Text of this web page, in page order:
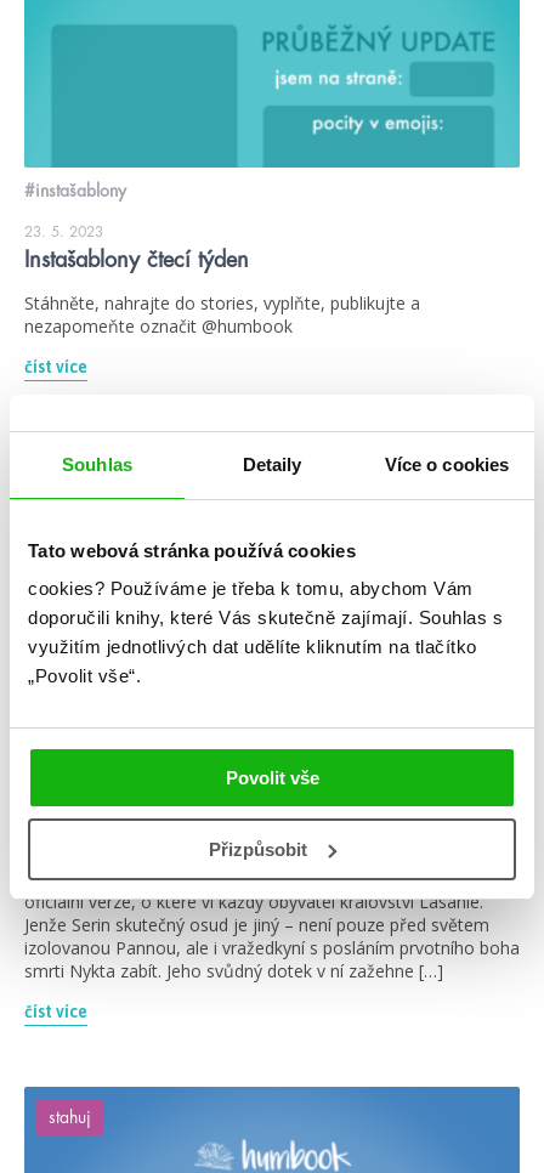
Souhlas Detaily Více o cookies
Tato webová stránka používá cookies
cookies? Používáme je třeba k tomu, abychom Vám
doporučili knihy, které Vás skutečně zajímají. Souhlas s
využitím jednotlivých dat udělíte kliknutím na tlačítko
„Povolit vše“.
Povolit vše
Přizpůsobit
#instašablony
23. 5. 2023
Instašablony čtecí týden
Stáhněte, nahrajte do stories, vyplňte, publikujte a
nezapomeňte označit @humbook
číst více
stahuj
Stáhněte si fan art k Ve stínu popela
Smysl existence Serafeny Mierelové byl dávno určen jejími
předky: musí se obětovat prvotnímu bohu smrti. Tak zní
oficiální verze, o které ví každý obyvatel království Lasanie.
Jenže Serin skutečný osud je jiný – není pouze před světem
izolovanou Pannou, ale i vražedkyní s posláním prvotního boha
smrti Nykta zabít. Jeho svůdný dotek v ní zažehne […]
číst více
stahuj